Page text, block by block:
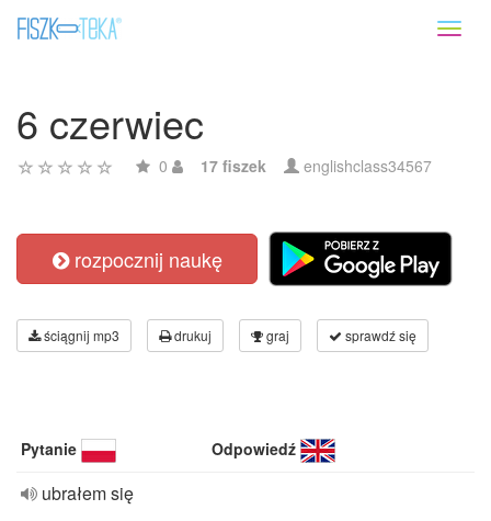
6 czerwiec
0 17 fiszek englishclass34567
rozpocznij naukę
ściągnij mp3 drukuj graj sprawdź się
Pytanie Odpowiedź
ubrałem się